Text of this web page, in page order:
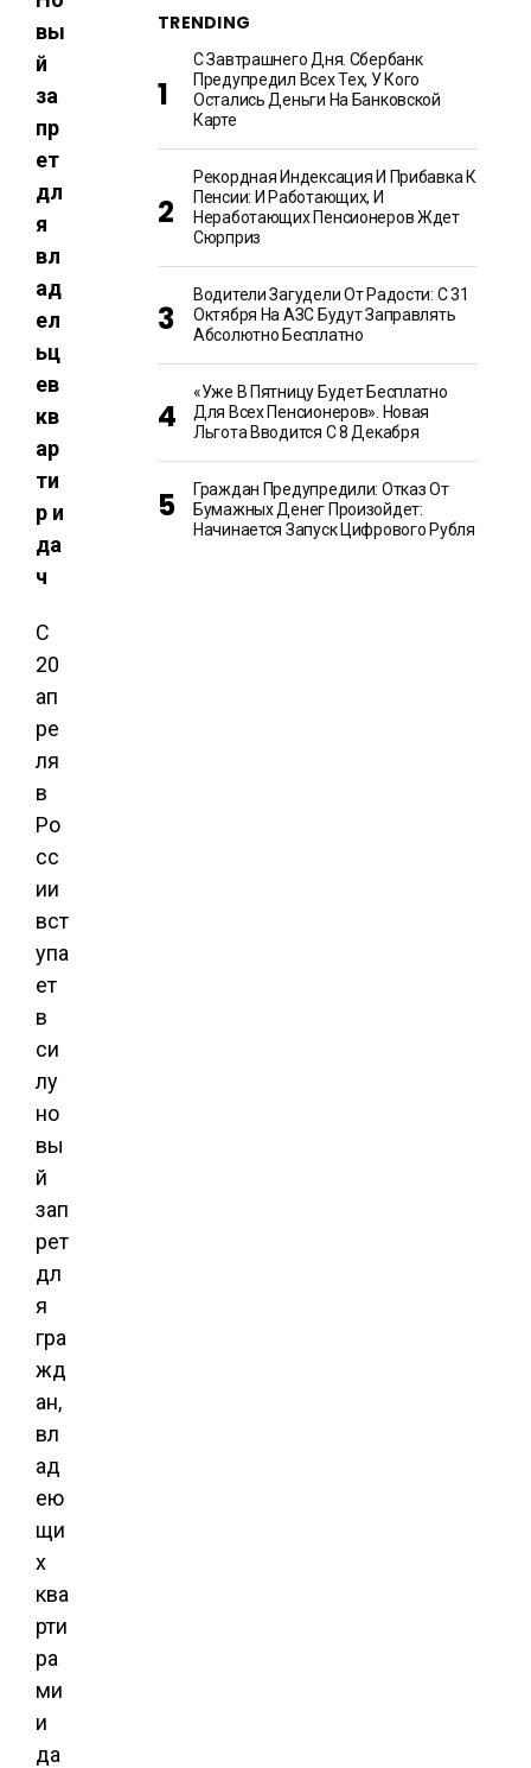
вы
й
за
пр
ет
дл
я
вл
ад
ел
ьц
ев
кв
ар
ти
р и
да
ч
С
20
ап
ре
ля
в
Ро
сс
ии
вст
упа
ет
в
си
лу
но
вы
й
зап
рет
дл
я
гра
жд
ан,
вл
ад
ею
щи
х
ква
рти
ра
ми
и
да
TRENDING
С Завтрашнего Дня. Сбербанк
Предупредил Всех Тех, У Кого
Остались Деньги На Банковской
Карте
Рекордная Индексация И Прибавка К
Пенсии: И Работающих, И
Неработающих Пенсионеров Ждет
Сюрприз
Водители Загудели От Радости: С 31
Октября На АЗС Будут Заправлять
Абсолютно Бесплатно
«Уже В Пятницу Будет Бесплатно
Для Всех Пенсионеров». Новая
Льгота Вводится С 8 Декабря
Граждан Предупредили: Отказ От
Бумажных Денег Произойдет:
Начинается Запуск Цифрового Рубля